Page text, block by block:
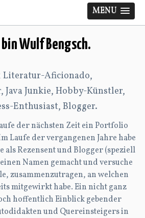
MENU
bin Wulf Bengsch.
Literatur-Aficionado,
Java Junkie, Hobby-Künstler,
Enthusiast, Blogger.
der nächsten Zeit ein Portfolio
Laufe der vergangenen Jahre habe
als Rezensent und Blogger (speziell
Namen gemacht und versuche
zusammenzutragen, an welchen
mitgewirkt habe. Ein nicht ganz
hoffentlich Einblick gebender
und Quereinsteigers in